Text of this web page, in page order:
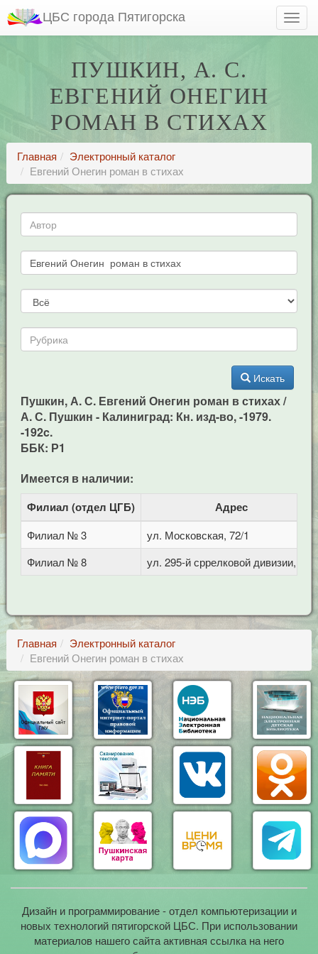
ЦБС города Пятигорска
ПУШКИН, А. С.
ЕВГЕНИЙ ОНЕГИН
РОМАН В СТИХАХ
Главная
Электронный каталог
Евгений Онегин роман в стихах
Искать
Пушкин, А. С. Евгений Онегин роман в стихах /
А. С. Пушкин - Калиниград: Кн. изд-во, -1979.
-192c.
ББК: Р1
Имеется в наличии:
Филиал (отдел ЦГБ) Адрес
Филиал № 3
ул. Московская, 72/1
Филиал № 8
ул. 295-й сррелковой дивизии, 114
Главная
Электронный каталог
Евгений Онегин роман в стихах
Дизайн и программирование - отдел компьютеризации и
новых технологий пятигорской ЦБС. При использовании
материалов нашего сайта активная ссылка на него